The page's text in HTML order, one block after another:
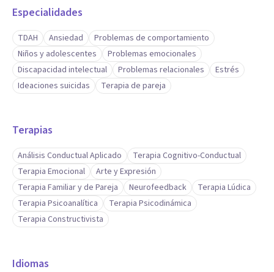
Especialidades
TDAH Ansiedad
Problemas de comportamiento
Niños y adolescentes
Problemas emocionales
Discapacidad intelectual
Problemas relacionales
Estrés
Ideaciones suicidas
Terapia de pareja
Terapias
Análisis Conductual Aplicado
Terapia Cognitivo-Conductual
Terapia Emocional
Arte y Expresión
Terapia Familiar y de Pareja
Neurofeedback
Terapia Lúdica
Terapia Psicoanalítica
Terapia Psicodinámica
Terapia Constructivista
Idiomas